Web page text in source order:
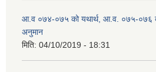
आ.व ०७४-०७५ को यथार्थ, आ.व. ०७५-०७६
अनुमान
मिति: 04/10/2019 - 18:31